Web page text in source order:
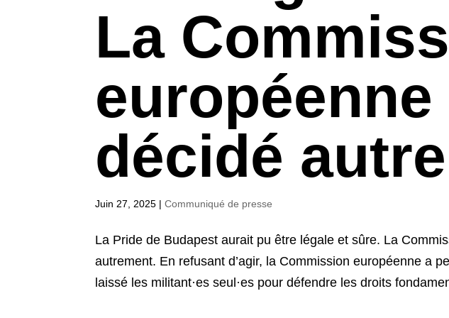
La
européenne
décidé
Juin 27, 2025 |Communiqué de presse
La Pride de Budapest aurait pu être légale et sûre. La
autrement. En refusant d’agir, la Commission européenne a
laissé les militant·es seul·es pour défendre les droits